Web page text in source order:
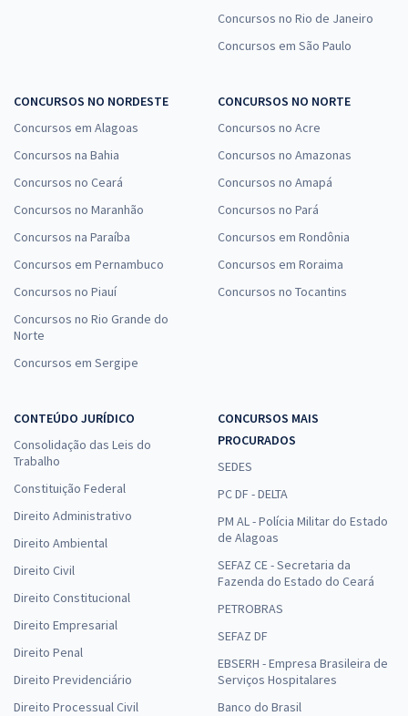
Concursos no Rio de Janeiro
Concursos em São Paulo
CONCURSOS NO NORDESTE
Concursos em Alagoas
Concursos na Bahia
Concursos no Ceará
Concursos no Maranhão
Concursos na Paraíba
Concursos em Pernambuco
Concursos no Piauí
Concursos no Rio Grande do
Norte
Concursos em Sergipe
CONCURSOS NO NORTE
Concursos no Acre
Concursos no Amazonas
Concursos no Amapá
Concursos no Pará
Concursos em Rondônia
Concursos em Roraima
Concursos no Tocantins
CONTEÚDO JURÍDICO
Consolidação das Leis do
Trabalho
Constituição Federal
Direito Administrativo
Direito Ambiental
Direito Civil
Direito Constitucional
Direito Empresarial
Direito Penal
Direito Previdenciário
Direito Processual Civil
CONCURSOS MAIS
PROCURADOS
SEDES
PC DF - DELTA
PM AL - Polícia Militar do Estado
de Alagoas
SEFAZ CE - Secretaria da
Fazenda do Estado do Ceará
PETROBRAS
SEFAZ DF
EBSERH - Empresa Brasileira de
Serviços Hospitalares
Banco do Brasil